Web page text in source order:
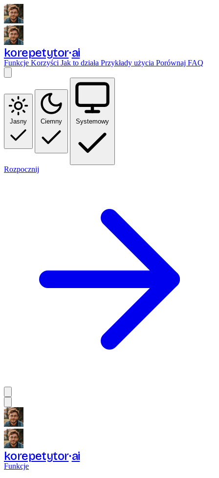
korepetytor ai
Funkcje Korzyści Jak to działa Przykłady użycia Porównaj FAQ
Jasny Ciemny Systemowy
Rozpocznij
korepetytor ai
Funkcje